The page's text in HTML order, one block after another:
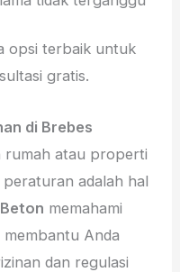
opsi terbaik untuk
gratis.
di Brebes
rumah atau properti
adalah hal
memahami
Anda
dan regulasi